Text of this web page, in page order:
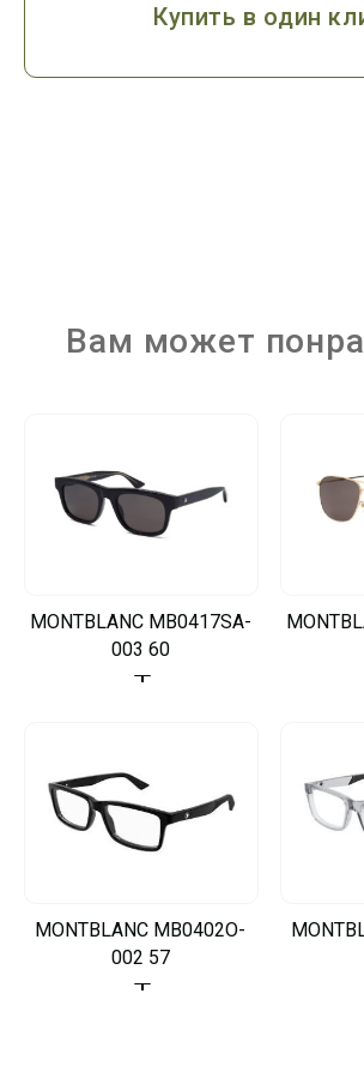
Купить в один
Вам может
MONTBLANC MB0417SA-
003 60
MONTBLANC MB0402O-
002 57